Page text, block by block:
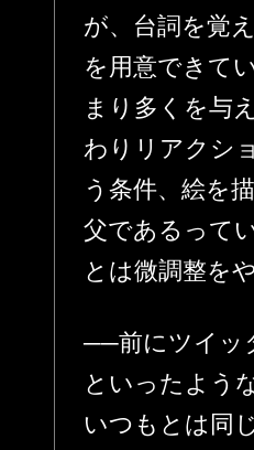
が、台詞を覚
を用意できて
まり多くを与
わりリアクシ
う条件、絵を
父であるって
とは微調整を
──前にツイッ
といったよう
いつもとは同